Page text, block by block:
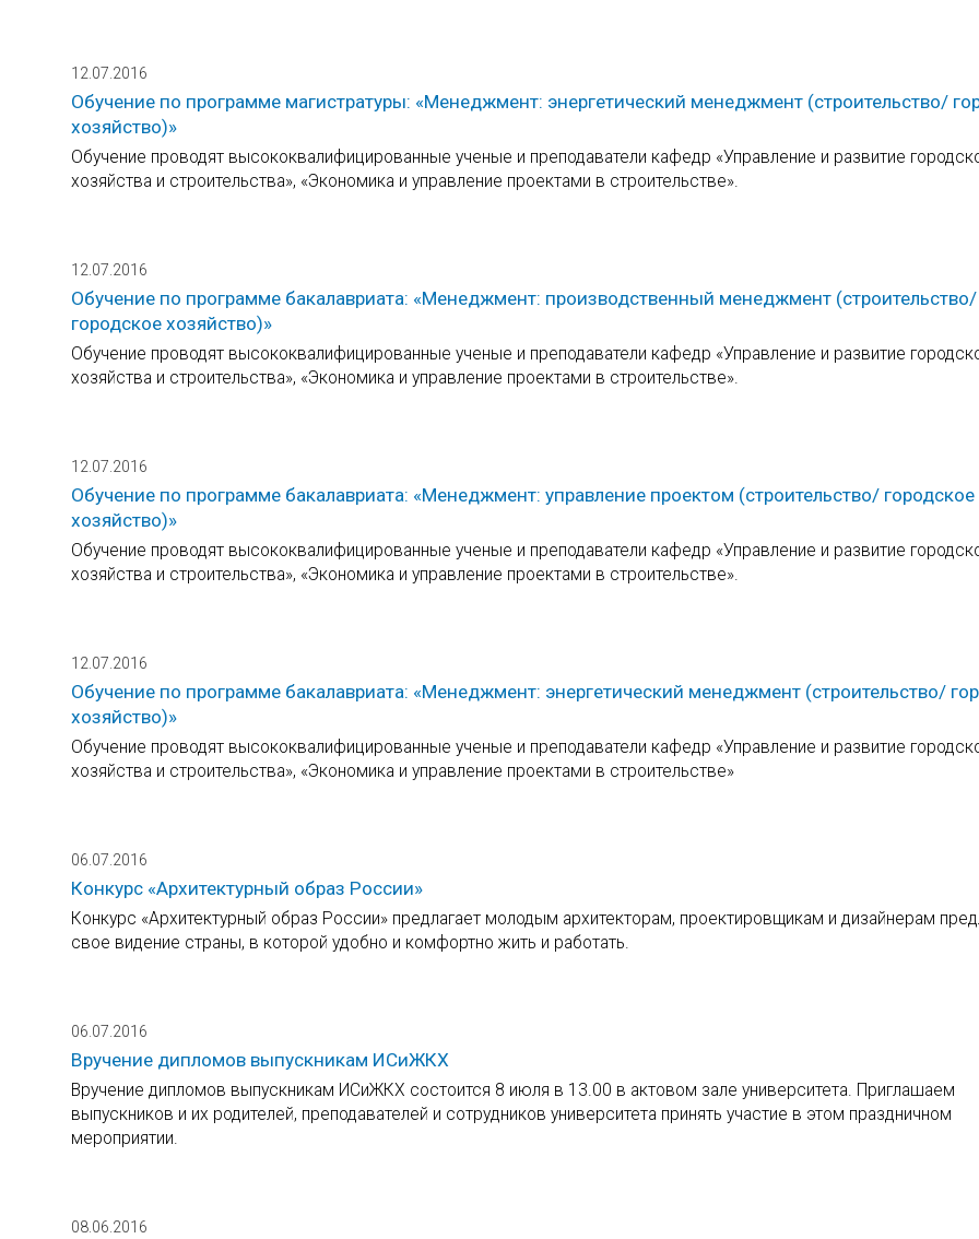
12.07.2016
Обучение по программе магистратуры: «Менеджмент: энергетический менеджмент (строительство/
хозяйство)»
Обучение проводят высококвалифицированные ученые и преподаватели кафедр «Управление и развитие
хозяйства и строительства», «Экономика и управление проектами в строительстве».
12.07.2016
Обучение по программе бакалавриата: «Менеджмент: производственный менеджмент (строительство/
городское хозяйство)»
Обучение проводят высококвалифицированные ученые и преподаватели кафедр «Управление и развитие
хозяйства и строительства», «Экономика и управление проектами в строительстве».
12.07.2016
Обучение по программе бакалавриата: «Менеджмент: управление проектом (строительство/ городское
хозяйство)»
Обучение проводят высококвалифицированные ученые и преподаватели кафедр «Управление и развитие
хозяйства и строительства», «Экономика и управление проектами в строительстве».
12.07.2016
Обучение по программе бакалавриата: «Менеджмент: энергетический менеджмент (строительство/
хозяйство)»
Обучение проводят высококвалифицированные ученые и преподаватели кафедр «Управление и развитие
хозяйства и строительства», «Экономика и управление проектами в строительстве»
06.07.2016
Конкурс «Архитектурный образ России»
Конкурс «Архитектурный образ России» предлагает молодым архитекторам, проектировщикам и дизайнерам
свое видение страны, в которой удобно и комфортно жить и работать.
06.07.2016
Вручение дипломов выпускникам ИСиЖКХ
Вручение дипломов выпускникам ИСиЖКХ состоится 8 июля в 13.00 в актовом зале университета. Приглашаем
выпускников и их родителей, преподавателей и сотрудников университета принять участие в этом праздничном
мероприятии.
08.06.2016